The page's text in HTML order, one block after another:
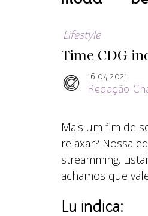
Lifestyle
Time CDG
16.04.2021
Redação
Mais um fim de
relaxar? Nossa
streamming.
achamos que
Lu indica: